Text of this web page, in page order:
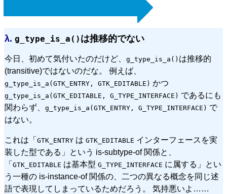
λ. g_type_is_a() は推移的でない
今日、初めて気付いたのだけど、 g_type_is_a() は推移的
(transitive)ではないのだな。 例えば、
g_type_is_a(GTK_ENTRY, GTK_EDITABLE) かつ
g_type_is_a(GTK_EDITABLE, G_TYPE_INTERFACE) であるにも
関わらず、 g_type_is_a(GTK_ENTRY, G_TYPE_INTERFACE) で
はない。
これは「 GTK_ENTRY は GTK_EDITABLE インターフェースを実
装した型である」という is-subtype-of 関係と、
「 GTK_EDITABLE は基本型 G_TYPE_INTERFACE に属する」とい
う一種の is-instance-of 関係の、二つの異なる概念を同じ述
語で表現してしまっているためだろう。 気持悪いよ……